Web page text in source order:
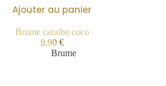
Ajouter au panier
Brume caraïbe coco
9.90 €
Brume